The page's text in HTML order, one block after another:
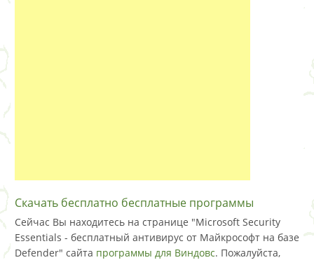
Скачать бесплатно бесплатные программы
Сейчас Вы находитесь на странице "Microsoft Security
Essentials - бесплатный антивирус от Майкрософт на базе
Defender" сайта программы для Виндовс. Пожалуйста,